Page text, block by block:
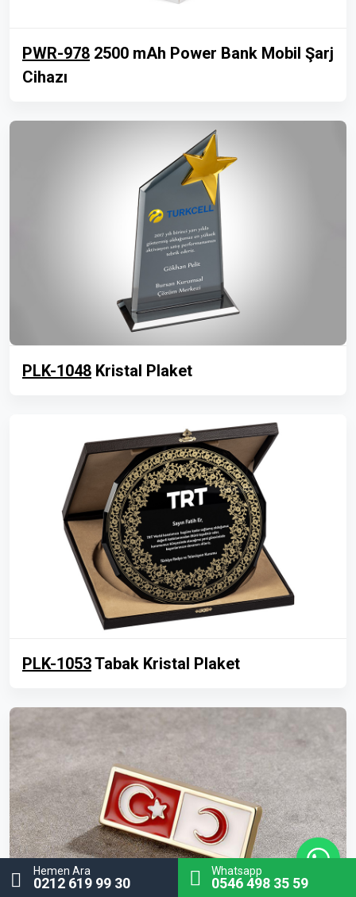
PWR-978 2500 mAh Power Bank Mobil Şarj
Cihazı
PLK-1048 Kristal Plaket
PLK-1053Tabak Kristal Plaket
Hemen Ara
0212 619 99 30
Whatsapp
0546 498 35 59